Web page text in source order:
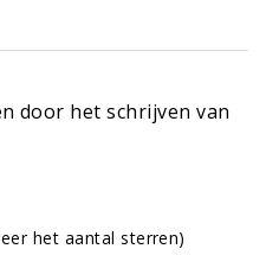
door het schrijven van
het aantal sterren)